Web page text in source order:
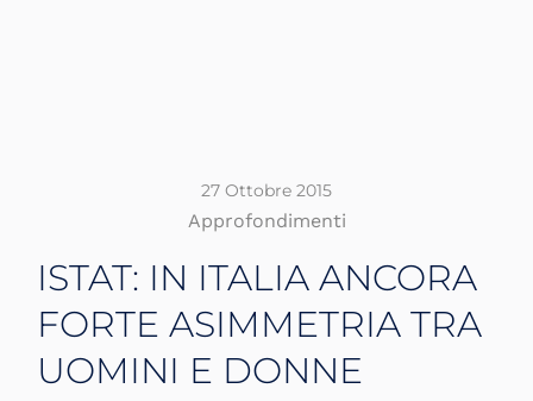
27 Ottobre 2015
Approfondimenti
ISTAT: IN ITALIA ANCORA
FORTE ASIMMETRIA TRA
UOMINI E DONNE